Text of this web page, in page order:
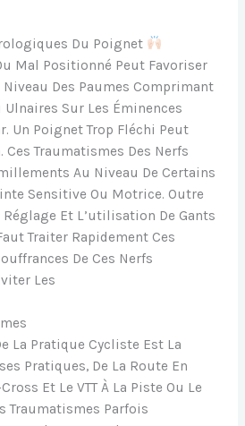
Du Poignet
Mal Positionné Peut Favoriser
Des Paumes Comprimant
Ulnaires Sur Les Éminences
Un Poignet Trop Fléchi Peut
Ces Traumatismes Des Nerfs
Au Niveau De Certains
Sensitive Ou Motrice. Outre
Et L’utilisation De Gants
Traiter Rapidement Ces
De Ces Nerfs
Les
La Pratique Cycliste Est La
Pratiques, De La Route En
Et Le VTT À La Piste Ou Le
Traumatismes Parfois